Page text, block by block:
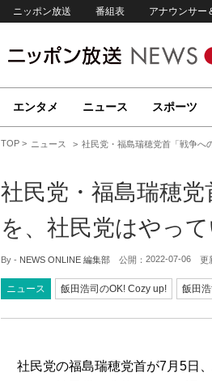
ニッポン放送 番組表 アナウンサー
エンタメ ニュース スポーツ
TOP ニュース 社民党・福島瑞穂党首「戦争へ
社民党・福島瑞穂
を、社民党はやって
By - NEWS ONLINE 編集部 公開： 2022-07-06 更
ニュース 飯田浩司のOK! Cozy up! 飯田浩
社民党の福島瑞穂党首が7月5日